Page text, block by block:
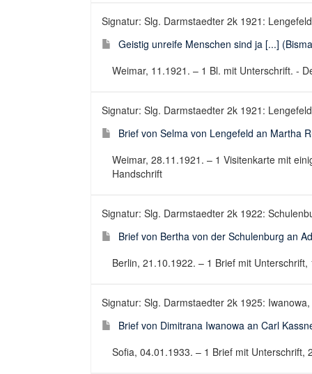
Signatur: Slg. Darmstaedter 2k 1921:
Geistig unreife Menschen sind ja [...]
Weimar, 11.1921. – 1 Bl. mit Unterschrift. -
Signatur: Slg. Darmstaedter 2k 1921:
Brief von Selma von Lengefeld an Martha
Weimar, 28.11.1921. – 1 Visitenkarte mit
Handschrift
Signatur: Slg. Darmstaedter 2k 1922:
Brief von Bertha von der Schulenburg an
Berlin, 21.10.1922. – 1 Brief mit
Signatur: Slg. Darmstaedter 2k 1925:
Brief von Dimitrana Iwanowa an Carl
Sofia, 04.01.1933. – 1 Brief mit Unterschrift,